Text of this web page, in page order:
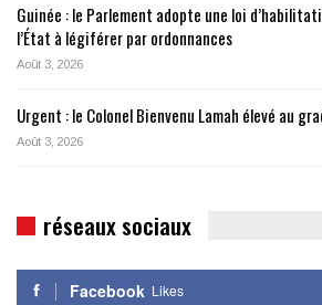
Guinée : le Parlement adopte une loi
l’État à légiférer par ordonnances
Août 3, 2026
Urgent : le Colonel Bienvenu Lamah élevé au
Août 3, 2026
réseaux sociaux
Facebook Likes